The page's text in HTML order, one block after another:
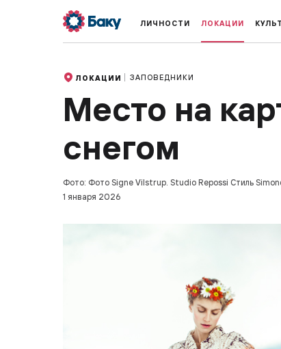
ЛИЧНОСТИ ЛОКАЦИИ
ЛОКАЦИИ ЗАПОВЕДНИКИ
Место на
снегом
Фото: Фото Signe Vilstrup. Studio Repossi Стиль
1 января 2026